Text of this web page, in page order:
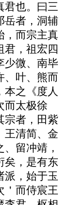
君也。曰三
岳者，洞辅
，而宗主真
君，祖宏四
少微、南毕
、叶、熊而
之《度人
而太极徐
宗者，田紫
王清简、金
留冲靖，
矣，是有东
派，始于玉
＇而侍宸王